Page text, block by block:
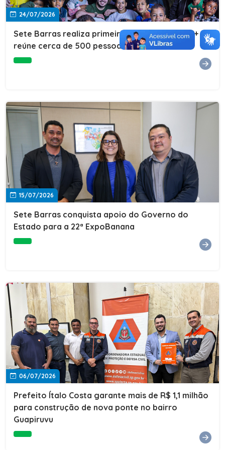
24/07/2026
Sete Barras realiza primeira edição do Cuidar+ e
reúne cerca de 500 pessoas na Vila São João
15/07/2026
Sete Barras conquista apoio do Governo do
Estado para a 22ª ExpoBanana
06/07/2026
Prefeito Ítalo Costa garante mais de R$ 1,1 milhão
para construção de nova ponte no bairro
Guapiruvu